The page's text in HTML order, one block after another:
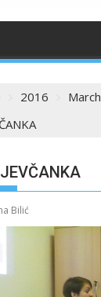
2016 March
Bilić